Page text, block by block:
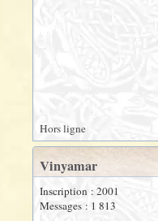
Hors ligne
Vinyamar
Inscription : 2001
Messages : 1 813